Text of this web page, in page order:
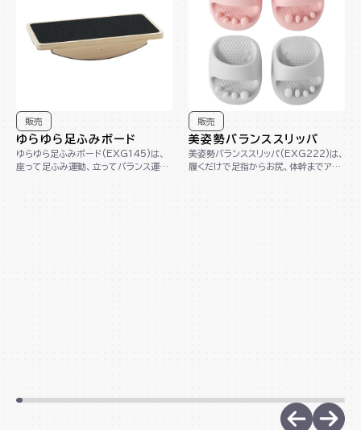
販売
ゆらゆら足ふみボード
ゆらゆら足ふみボード(EXG145)は、
座って足ふみ運動、立ってバランス運動
販売
美姿勢バランススリッパ
美姿勢バランススリッパ(EXG222)は、
履くだけで足指からお尻、体幹までアプ